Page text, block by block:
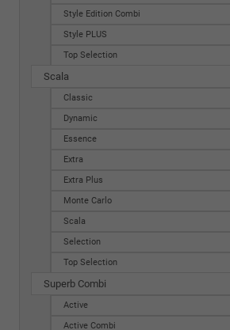
Style Edition Combi
Style PLUS
Top Selection
Scala
Classic
Dynamic
Essence
Extra
Extra Plus
Monte Carlo
Scala
Selection
Top Selection
Superb Combi
Active
Active Combi